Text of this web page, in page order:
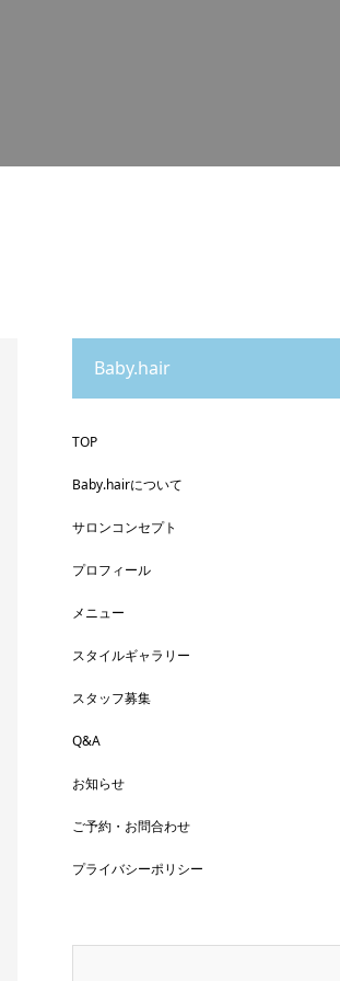
Baby.hair
TOP
Baby.hairについて
サロンコンセプト
プロフィール
メニュー
スタイルギャラリー
スタッフ募集
Q&A
お知らせ
ご予約・お問合わせ
プライバシーポリシー